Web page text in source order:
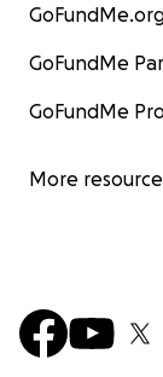
GoFundMe
GoFundMe
More